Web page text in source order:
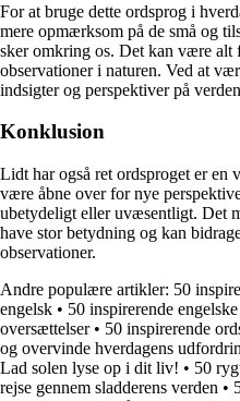
For at bruge dette ordsprog i
mere opmærksom på de små og
sker omkring os. Det kan være alt
observationer i naturen. Ved at
indsigter og perspektiver på
Konklusion
Lidt har også ret ordsproget er
være åbne over for nye
ubetydeligt eller uvæsentligt. Det
have stor betydning og kan
observationer.
Andre populære artikler: 50
engelsk • 50 inspirerende
oversættelser• 50 inspirerende
og overvinde hverdagens
Lad solen lyse op i dit liv! • 50
rejse gennem sladderens verden •